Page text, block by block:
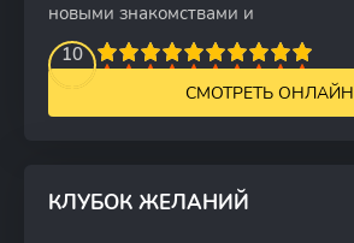
новыми знакомствами и
10
4 5 6 7 8 9 10
СМОТРЕТЬ ОНЛАЙН
КЛУБОК ЖЕЛАНИЙ